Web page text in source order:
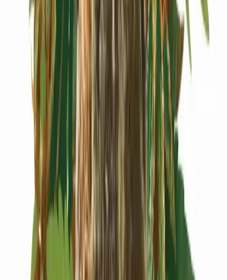
Cannabis Extrakte
Live Rosin